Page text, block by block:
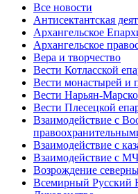
Все новости
Антисектантская
Архангельское
Архангельское
Вера и творчество
Вести Котласской
Вести монастырей и
Вести Нарьян-
Вести Плесецкой
Взаимодействие с
Взаимодействие с
Взаимодействие с
Возрождение
Всемирный Русский